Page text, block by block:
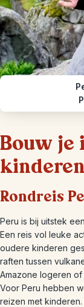
Bouw je
kinderen
Rondreis
Peru is bij uitstek
Een reis vol leuke
oudere kinderen
raften tussen
Amazone logeren
Voor Peru hebben
reizen met